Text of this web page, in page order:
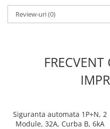
Dispozitive stingere incendii
tablouri
Contoare de energie
Protectia Sistemelor
continuu
Cablu solar
Review-uri(0)
Siguranta automata 1P+N, 2
Module, 32A, Curba B, 6kA